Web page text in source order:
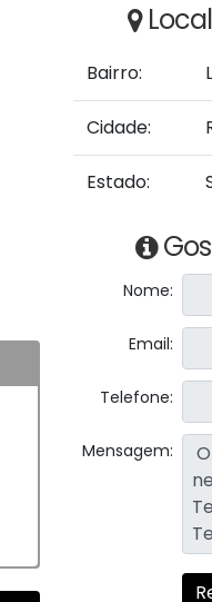
Bairro:
Cidade:
Estado:
Nome:
Email:
Telefone:
Mensagem: